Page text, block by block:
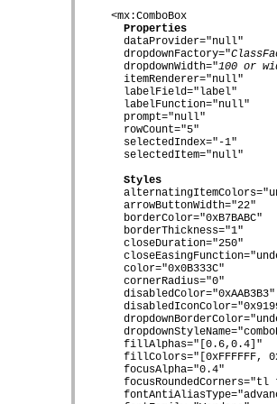
  <mx:ComboBox
Properties
    dataProvider="null"
    dropdownFactory="
    dropdownWidth="
100 or
    itemRenderer="null"
    labelField="label"
    labelFunction="null"
    prompt="null"
    rowCount="5"
    selectedIndex="-1"
    selectedItem="null"
Styles
    arrowButtonWidth="22"
    borderColor="0xB7BABC"
    borderThickness="1"
    closeDuration="250"
    color="0x0B333C"
    cornerRadius="0"
    disabledColor="0xAAB3B3"
    fillAlphas="[0.6,0.4]"
fillColors="[0xFFFFFF,
    focusAlpha="0.4"
focusRoundedCorners="tl